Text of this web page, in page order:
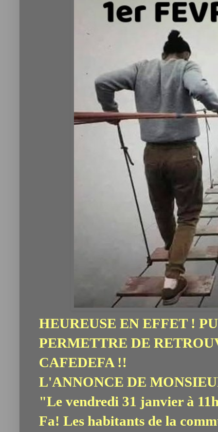
HEUREUSE EN EFFET !
PERMETTRE DE
CAFEDEFA !!
L'ANNONCE DE
"Le vendredi 31 janvier à
Fa! Les habitants de la